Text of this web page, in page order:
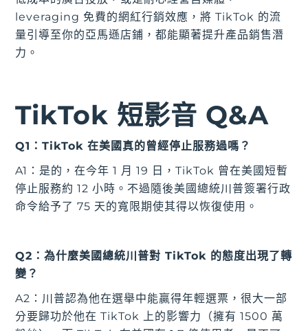
leveraging 免費的網紅行銷效應，將 TikTok 的流
量引導至你的亞馬遜店鋪，都能顯著提升產品銷售潛
力。
TikTok 短影音 Q&A
Q1：TikTok 在美國真的曾經停止服務過嗎？
A1：是的，在今年 1 月 19 日，TikTok 曾在美國短暫
停止服務約 12 小時。不過隨後美國總統川普簽署行政
命令給予了 75 天的寬限期使其得以恢復使用。
Q2：為什麼美國總統川普對 TikTok 的態度出現了轉
變？
A2：川普認為他在選舉中能贏得年輕選票，很大一部
分要歸功於他在 TikTok 上的影響力（擁有 1500 萬